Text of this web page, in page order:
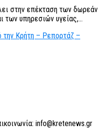
στην επέκταση των δωρεάν
των υπηρεσιών υγείας,...
info@kretenews.gr